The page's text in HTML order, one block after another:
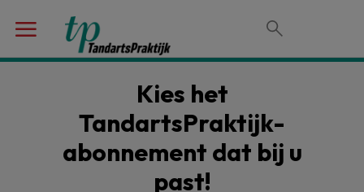
Kies het
TandartsPraktijk-
abonnement dat bij u
past!